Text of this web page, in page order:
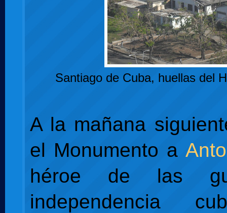
Santiago de Cuba, huellas del
A la mañana
el Monumento a
héroe de las
independencia